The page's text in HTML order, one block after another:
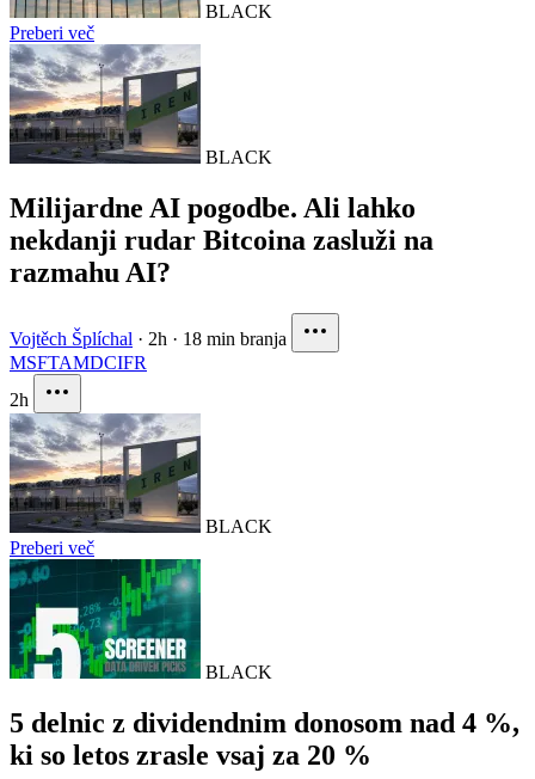
BLACK
Preberi več
BLACK
Milijardne AI pogodbe. Ali lahko
nekdanji rudar Bitcoina zasluži na
razmahu AI?
Vojtěch Šplíchal · 2h · 18 min branja
MSFTAMDCIFR
2h
BLACK
Preberi več
BLACK
5 delnic z dividendnim donosom nad 4 %,
ki so letos zrasle vsaj za 20 %